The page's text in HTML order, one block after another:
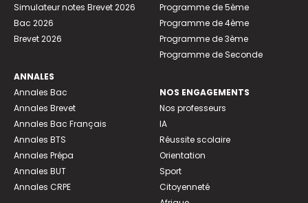
Simulateur notes Brevet 2026
Bac 2026
Brevet 2026
ANNALES
Annales Bac
Annales Brevet
Annales Bac Français
Annales BTS
Annales Prépa
Annales BUT
Annales CRPE
Programme de 5ème
Programme de 4ème
Programme de 3ème
Programme de Seconde
NOS ENGAGEMENTS
Nos professeurs
IA
Réussite scolaire
Orientation
Sport
Citoyenneté